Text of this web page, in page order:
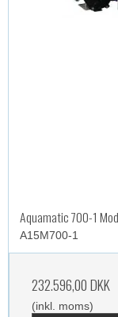
Aquamatic 700-1
A15M700-1
232.596,00 DKK
(inkl. moms)